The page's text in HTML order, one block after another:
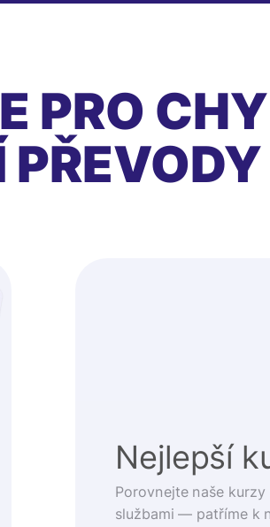
PRO
Nejlepší
Porovnejte naše
službami — patříme k